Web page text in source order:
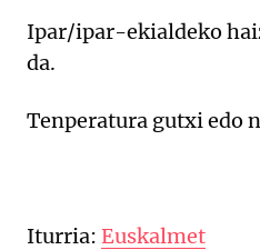
Ipar/ipar-ekialdeko
da.
Tenperatura gutxi edo
Iturria: Euskalmet